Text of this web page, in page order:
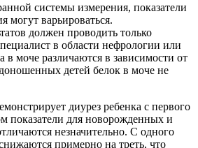
системы измерения, показатели
могут варьироваться.
должен проводить только
в области нефрологии или
моче различаются в зависимости от
детей белок в моче не
диурез ребенка с первого
показатели для новорожденных и
незначительно. С одного
примерно на треть, что